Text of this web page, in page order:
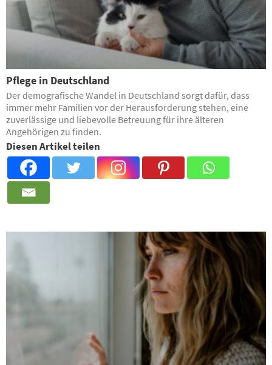
Pflege in Deutschland
Der demografische Wandel in Deutschland sorgt dafür, dass
immer mehr Familien vor der Herausforderung stehen, eine
zuverlässige und liebevolle Betreuung für ihre älteren
Angehörigen zu finden.
Diesen Artikel teilen